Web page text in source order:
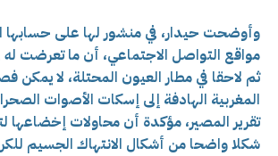
وأوضحت حيدار، في منشور لها على
مواقع التواصل الاجتماعي، أن ما تعرضت له
ثم لاحقا في مطار العيون المحتلة، لا يمكن
المغربية الهادفة إلى إسكات الأصوات
تقرير المصير، مؤكدة أن محاولات إخضاعها
شكلا واضحا من أشكال الانتهاك الجسيم